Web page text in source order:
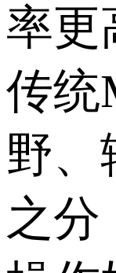
率更
传统
野、
之分